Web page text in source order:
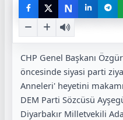
N
CHP Genel Başkanı
öncesinde siyasi parti
Anneleri' heyetini
DEM Parti Sözcüsü
Diyarbakır Milletvekili